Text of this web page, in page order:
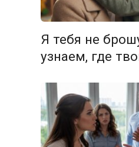
Я тебя не
узнаем, где